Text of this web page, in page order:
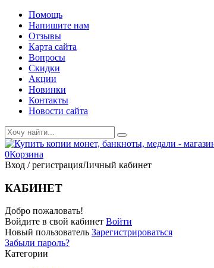
Помощь
Напишите нам
Отзывы
Карта сайта
Вопросы
Скидки
Акции
Новинки
Контакты
Новости сайта
0Корзина
Вход / регистрацияЛичный кабинет
КАБИНЕТ
Добро пожаловать!
Войдите в свой кабинет Войти
Новый пользователь Зарегистрироваться
Забыли пароль?
Категории